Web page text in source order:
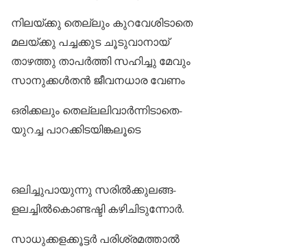
നിലയ്ക്കു തെല്ലും കുറവേശിടാതെ
മലയ്ക്കു പച്ചക്കുട ചൂടുവാനായ്‌
താഴത്തു താപർത്തി സഹിച്ചു മേവും
സാനുക്കൾതൻ ജീവനധാര വേണം
ഒരിക്കലും തെല്ലലിവാർന്നിടാതെ-
യുറച്ച പാറക്കിടയിങ്കലൂടെ
ഒലിച്ചുപായുന്നു സരിൽക്കുലങ്ങ-
ളലച്ചിൽകൊണ്ടഷ്ടി കഴിചിടുന്നോർ.
സാധുക്കളക്കൂട്ടർ പരിശ്രമത്താൽ